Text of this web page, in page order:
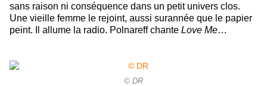
sans raison ni conséquence dans un petit univers clos.
Une vieille femme le rejoint, aussi surannée que le papier
peint. Il allume la radio. Polnareff chante Love Me…
© DR